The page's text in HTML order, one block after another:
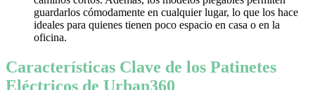
guardarlos cómodamente en cualquier lugar, lo que los hace
ideales para quienes tienen poco espacio en casa o en la
oficina.
Características Clave de los Patinetes
Eléctricos de Urban360